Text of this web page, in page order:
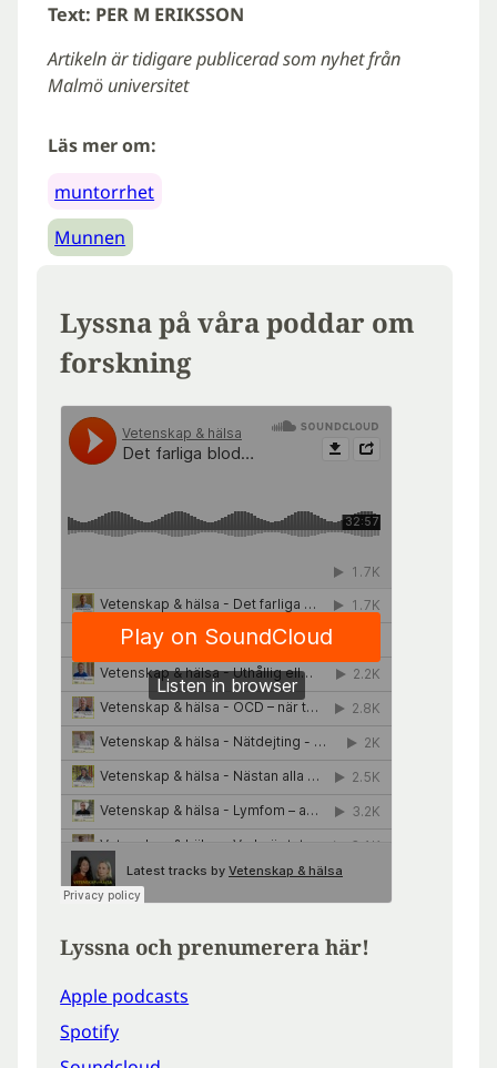
Text: PER M ERIKSSON
Artikeln är tidigare publicerad som nyhet från
Malmö universitet
Läs mer om:
muntorrhet
Munnen
Lyssna på våra poddar om
forskning
Lyssna och prenumerera här!
Apple podcasts
Spotify